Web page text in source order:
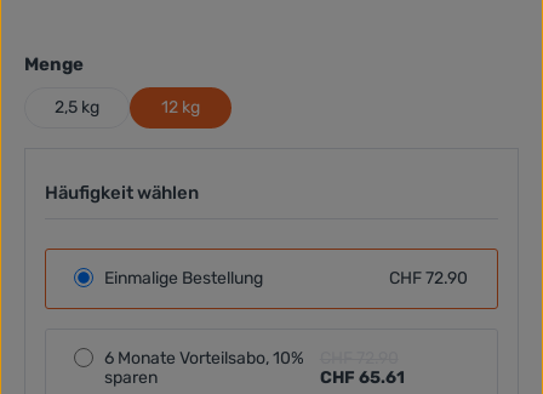
Mengeauswählen
2,5 kg 12 kg
Häufigkeit wählen
Einmalige Bestellung CHF 72.90
6 Monate Vorteilsabo, 10%
sparen
CHF 65.61